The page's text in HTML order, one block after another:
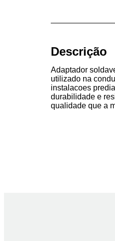
Descrição
Adaptador
utilizado na
instalacoes
durabilidade e
qualidade que a